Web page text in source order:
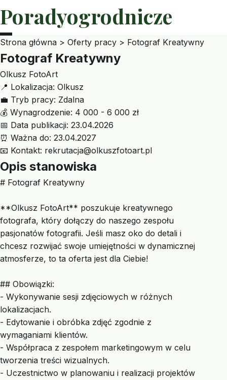
Poradyogrodnicze
Strona główna > Oferty pracy > Fotograf Kreatywny
Fotograf Kreatywny
Olkusz FotoArt
📍 Lokalizacja: Olkusz
💼 Tryb pracy: Zdalna
💰 Wynagrodzenie: 4 000 - 6 000 zł
📅 Data publikacji: 23.04.2026
⏰ Ważna do: 23.04.2027
📧 Kontakt: rekrutacja@olkuszfotoart.pl
Opis stanowiska
# Fotograf Kreatywny
**Olkusz FotoArt** poszukuje kreatywnego
fotografa, który dołączy do naszego zespołu
pasjonatów fotografii. Jeśli masz oko do detali i
chcesz rozwijać swoje umiejętności w dynamicznej
atmosferze, to ta oferta jest dla Ciebie!
## Obowiązki:
- Wykonywanie sesji zdjęciowych w różnych
lokalizacjach.
- Edytowanie i obróbka zdjęć zgodnie z
wymaganiami klientów.
- Współpraca z zespołem marketingowym w celu
tworzenia treści wizualnych.
- Uczestnictwo w planowaniu i realizacji projektów